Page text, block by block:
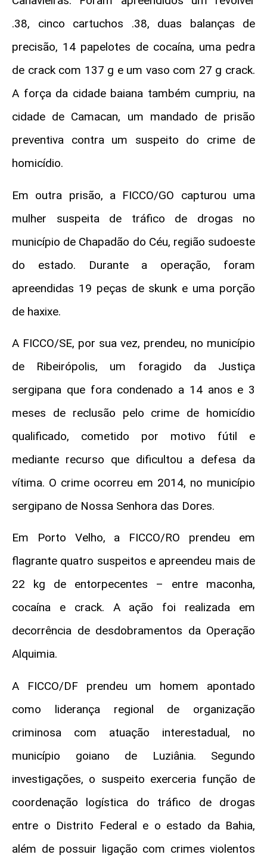
.38, cinco cartuchos .38, duas balanças de
precisão, 14 papelotes de cocaína, uma pedra
de crack com 137 g e um vaso com 27 g crack.
A força da cidade baiana também cumpriu, na
cidade de Camacan, um mandado de prisão
preventiva contra um suspeito do crime de
homicídio.
Em outra prisão, a FICCO/GO capturou uma
mulher suspeita de tráfico de drogas no
município de Chapadão do Céu, região sudoeste
do estado. Durante a operação, foram
apreendidas 19 peças de skunk e uma porção
de haxixe.
A FICCO/SE, por sua vez, prendeu, no município
de Ribeirópolis, um foragido da Justiça
sergipana que fora condenado a 14 anos e 3
meses de reclusão pelo crime de homicídio
qualificado, cometido por motivo fútil e
mediante recurso que dificultou a defesa da
vítima. O crime ocorreu em 2014, no município
sergipano de Nossa Senhora das Dores.
Em Porto Velho, a FICCO/RO prendeu em
flagrante quatro suspeitos e apreendeu mais de
22 kg de entorpecentes – entre maconha,
cocaína e crack. A ação foi realizada em
decorrência de desdobramentos da Operação
Alquimia.
A FICCO/DF prendeu um homem apontado
como liderança regional de organização
criminosa com atuação interestadual, no
município goiano de Luziânia. Segundo
investigações, o suspeito exerceria função de
coordenação logística do tráfico de drogas
entre o Distrito Federal e o estado da Bahia,
além de possuir ligação com crimes violentos